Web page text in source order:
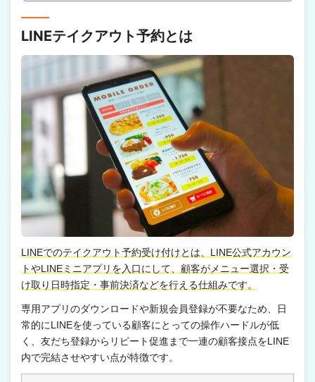
LINEテイクアウト予約とは
LINEでのテイクアウト予約受け付けとは、LINE公式アカウン
トやLINEミニアプリを入口にして、顧客がメニュー選択・受
け取り日時指定・事前決済などを行える仕組みです。
専用アプリのダウンロードや新規会員登録が不要なため、日
常的にLINEを使っている顧客にとっての操作ハードルが低
く、友だち登録からリピート促進まで一連の顧客接点をLINE
内で完結させやすい点が特徴です。